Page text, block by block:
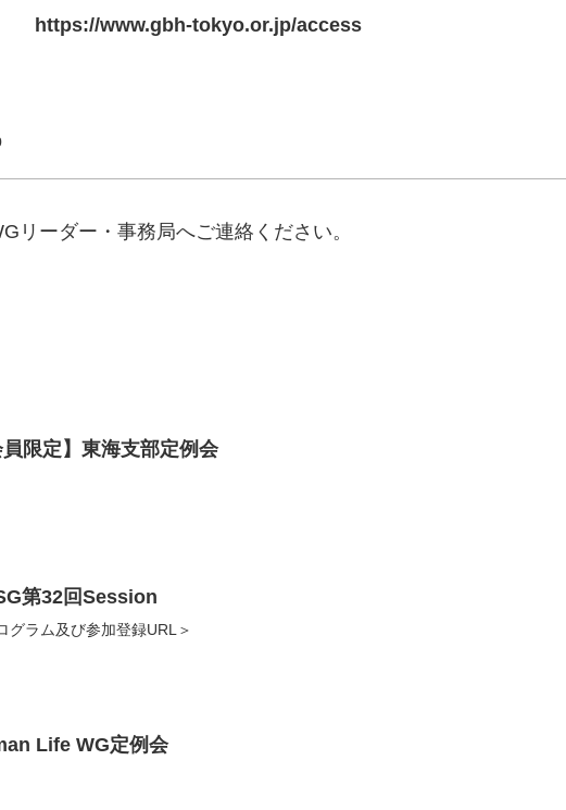
https://www.gbh-tokyo.or.jp/access
リーダー・事務局へご連絡ください。
員限定】東海支部定例会
第32回Session
グラム及び参加登録URL＞
Life WG定例会